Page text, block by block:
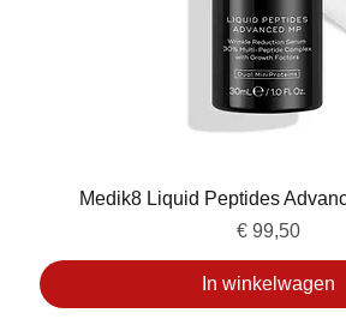
Medik8 Liquid Peptides
Prijs
€ 99,50
In winkelwagen